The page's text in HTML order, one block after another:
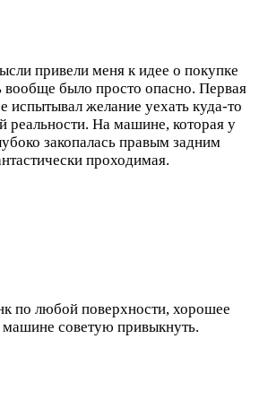
привели меня к идее о покупке
вообще было просто опасно. Первая
желание уехать куда-то
реальности. На машине, которая у
закопалась правым задним
проходимая.
по любой поверхности, хорошее
машине советую привыкнуть.